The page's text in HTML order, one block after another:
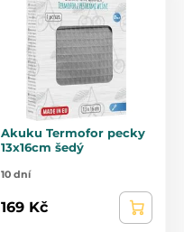
Akuku Termofor pecky
13x16cm šedý
10 dní
169 Kč